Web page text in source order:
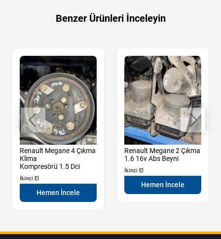
Benzer Ürünleri İnceleyin
Renault Megane 4 Çıkma
Klima
Kompresörü 1.5 Dci
İkinci El
Hemen İncele
Renault Megane 2 Çıkma
1.6 16v Abs Beyni
İkinci El
Hemen İncele